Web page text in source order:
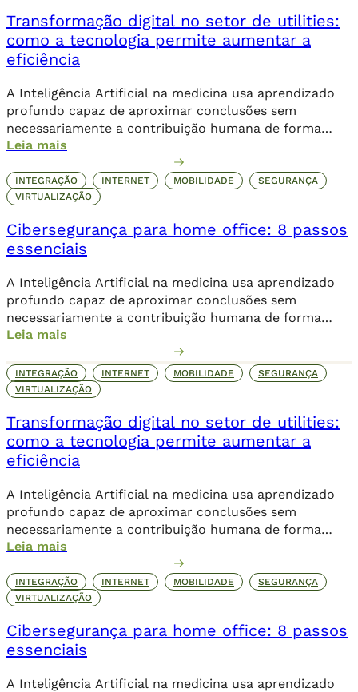
Transformação digital no setor de utilities:
como a tecnologia permite aumentar a
eficiência
A Inteligência Artificial na medicina usa aprendizado
profundo capaz de aproximar conclusões sem
necessariamente a contribuição humana de forma
direta.
Leia mais
INTEGRAÇÃO INTERNET MOBILIDADE
SEGURANÇA
VIRTUALIZAÇÃO
Cibersegurança para home office: 8 passos
essenciais
A Inteligência Artificial na medicina usa aprendizado
profundo capaz de aproximar conclusões sem
necessariamente a contribuição humana de forma
direta.
Leia mais
INTEGRAÇÃO INTERNET MOBILIDADE
SEGURANÇA
VIRTUALIZAÇÃO
Transformação digital no setor de utilities:
como a tecnologia permite aumentar a
eficiência
A Inteligência Artificial na medicina usa aprendizado
profundo capaz de aproximar conclusões sem
necessariamente a contribuição humana de forma
direta.
Leia mais
INTEGRAÇÃO INTERNET MOBILIDADE
SEGURANÇA
VIRTUALIZAÇÃO
Cibersegurança para home office: 8 passos
essenciais
A Inteligência Artificial na medicina usa aprendizado